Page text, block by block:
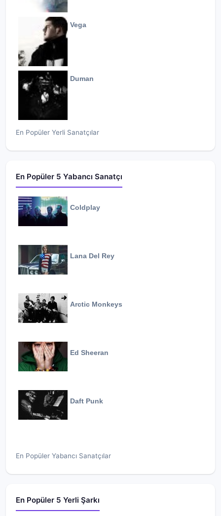
Vega
Duman
En Popüler Yerli Sanatçılar
En Popüler 5 Yabancı Sanatçı
Coldplay
Lana Del Rey
Arctic Monkeys
Ed Sheeran
Daft Punk
En Popüler Yabancı Sanatçılar
En Popüler 5 Yerli Şarkı